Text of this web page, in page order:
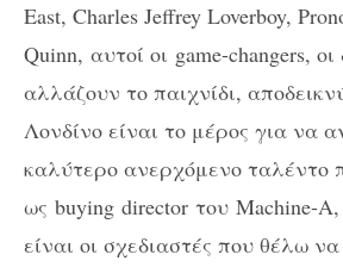
East, Charles Jeffrey Loverboy,
Quinn, αυτοί οι game-changers,
αλλάζουν το παιχνίδι,
Λονδίνο είναι το μέρος για να
καλύτερο ανερχόμενο ταλέντο
ως buying director του Machine-A,
είναι οι σχεδιαστές που θέλω